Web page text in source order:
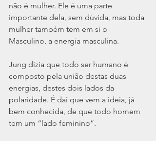
não é mulher. Ele é uma parte
importante dela, sem dúvida, mas toda
mulher também tem em si o
Masculino, a energia masculina.
Jung dizia que todo ser humano é
composto pela união destas duas
energias, destes dois lados da
polaridade. É daí que vem a ideia, já
bem conhecida, de que todo homem
tem um “lado feminino”.